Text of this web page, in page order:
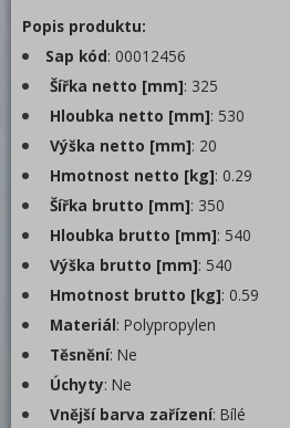
Distribuce jídel,
Vodní lázně
Ohřívače talířů
Gastronádoby
Zmrzlinové
Plné
Smaltované
Děrované
Víka
Dělicí lišty a falešná dna
Polypropylenové
Rošty nerezové na
příbory
Popis produktu:
Sap kód: 00012456
Šířka netto [mm]: 325
Hloubka netto [mm]: 530
Výška netto [mm]: 20
Hmotnost netto [kg]: 0.29
Šířka brutto [mm]: 350
Hloubka brutto [mm]: 540
Výška brutto [mm]: 540
Hmotnost brutto [kg]: 0.59
Materiál: Polypropylen
Těsnění: Ne
Úchyty: Ne
Vnější barva zařízení: Bílé